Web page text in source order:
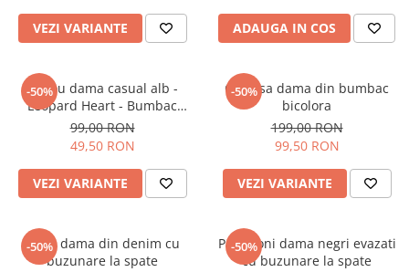
VEZI VARIANTE ADAUGA IN COS
-50%
Tricou dama casual alb -
Leopard Heart - Bumbac
Organic
99,00 RON
49,50 RON
VEZI VARIANTE
-50%
Camasa dama din bumbac
bicolora
199,00 RON
99,50 RON
VEZI VARIANTE
-50%
Blugi dama din denim cu
buzunare la spate
-50%
Pantaloni dama negri evazati
cu buzunare la spate